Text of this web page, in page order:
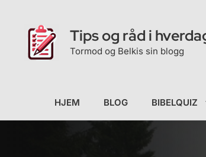
innhold
Tips og råd i
Tormod og Belkis sin blogg
HJEM BLOG BIBELQUIZ